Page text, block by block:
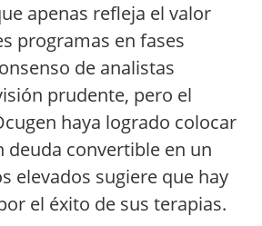
apenas refleja el valor
programas en fases
de analistas
prudente, pero el
haya logrado colocar
deuda convertible en un
elevados sugiere que hay
el éxito de sus terapias.